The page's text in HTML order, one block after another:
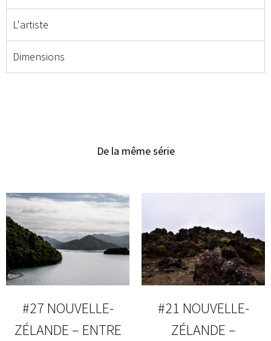
L'artiste
Dimensions
De la même série
#27 NOUVELLE-
ZÉLANDE – ENTRE
#21 NOUVELLE-
ZÉLANDE –